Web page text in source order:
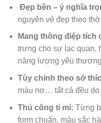
Đẹp bền – ý nghĩa
nguyên vẻ đẹp theo
Mang thông điệp tích
trưng cho sự lạc quan,
năng lượng yêu
Tùy chỉnh theo sở
màu nơ… tất cả đều do
Thủ công tỉ mỉ: Từng
form chuẩn, màu sắc